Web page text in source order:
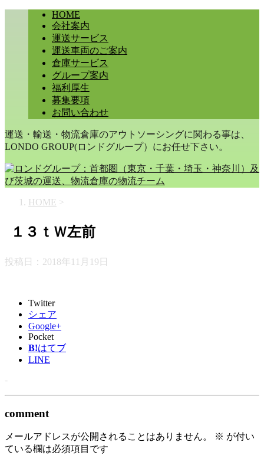
HOME
会社案内
運送サービス
運送車両のご案内
倉庫サービス
グループ案内
福利厚生
募集要項
お問い合わせ
運送・輸送・物流倉庫のアウトソーシングに関わる事は、
LONDO GROUP(ロンドグループ）にお任せ下さい。
HOME >
１３ｔＷ左前
投稿日： 2018年11月19日
Twitter
シェア
Google+
Pocket
B!はてブ
LINE
-
comment
メールアドレスが公開されることはありません。 ※ が付い
ている欄は必須項目です